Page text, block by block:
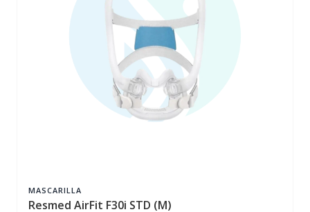
MASCARILLA
Resmed AirFit F30i STD (M)